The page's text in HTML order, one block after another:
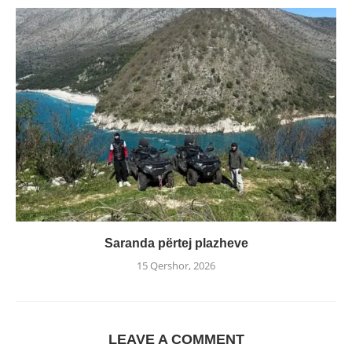
Saranda përtej plazheve
15 Qershor, 2026
LEAVE A COMMENT